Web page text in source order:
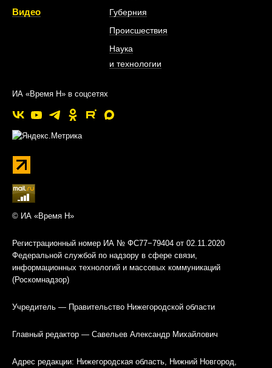
Видео
Губерния
Происшествия
Наука
и технологии
ИА «Время Н» в соцсетях
© ИА «Время Н»
Регистрационный номер ИА № ФС77−79404 от 02.11.2020
Федеральной службой по надзору в сфере связи,
информационных технологий и массовых коммуникаций
(Роскомнадзор)
Учредитель — Правительство Нижегородской области
Главный редактор — Савельев Александр Михайлович
Адрес редакции: Нижегородская область, Нижний Новгород,